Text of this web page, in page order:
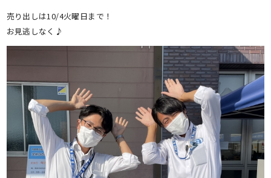
売り出しは10/4火曜日まで！
お見逃しなく♪